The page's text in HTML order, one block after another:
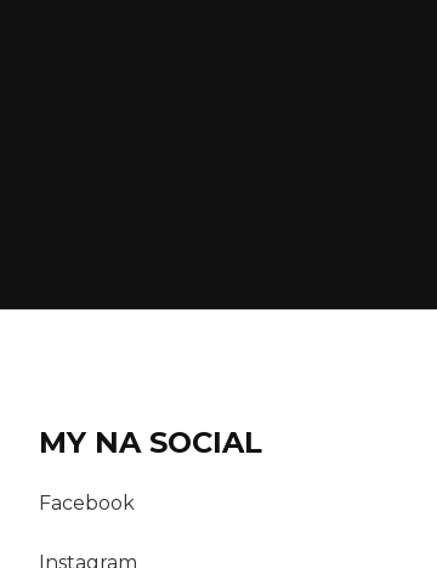
MY NA SOCIAL
Facebook
Instagram